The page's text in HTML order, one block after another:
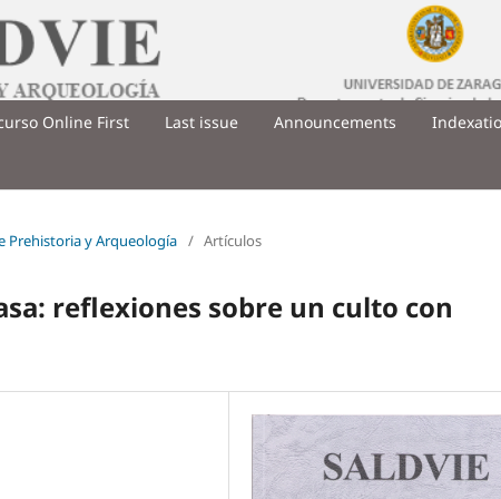
Online First Last issue Announcements
Prehistoria y Arqueología / Artículos
reflexiones sobre un culto con